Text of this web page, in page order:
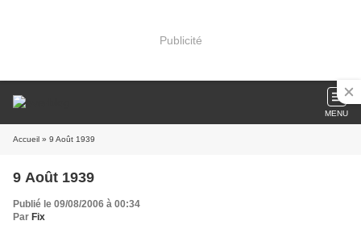
Publicité
MENU
Accueil » 9 Août 1939
9 Août 1939
Publié le 09/08/2006 à 00:34
Par Fix